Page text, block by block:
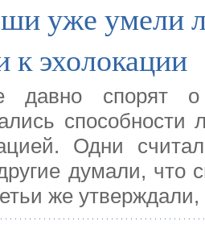
уже умели
к эхолокации
давно спорят о
способности
Одни
думали, что
же